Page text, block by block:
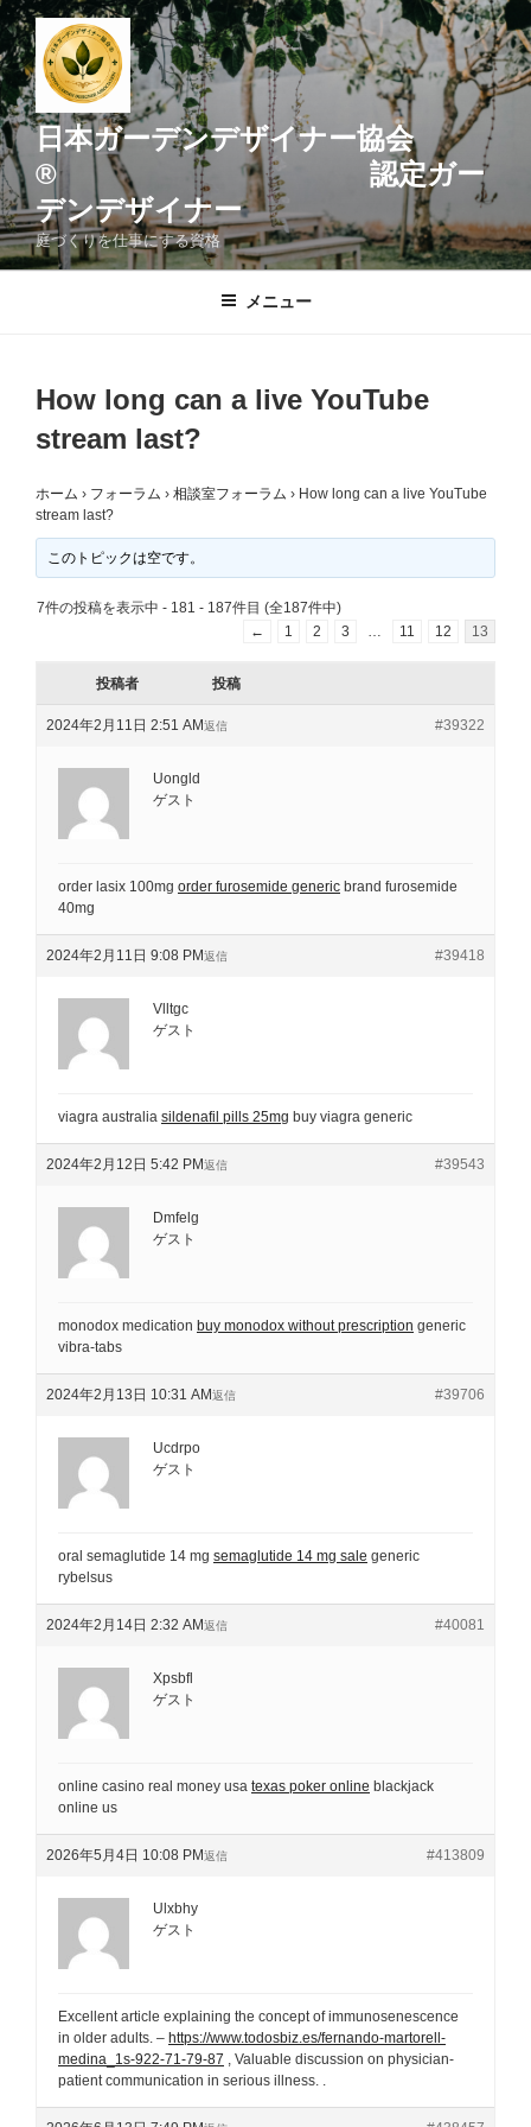
コ
ン
テ
ン
ツ
へ
ス
キ
ッ
プ
日本ガーデンデザイナー協会
® 認定ガー
デンデザイナー
庭づくりを仕事にする資格
メニュー
How long can a live YouTube
stream last?
ホーム › フォーラム › 相談室フォーラム › How long can a live YouTube
stream last?
このトピックは空です。
7件の投稿を表示中 - 181 - 187件目 (全187件中)
←
1 2 3 11 12 13
投稿者 投稿
2024年2月11日 2:51 AM #39322
返信
Uongld
ゲスト
order lasix 100mg order furosemide generic brand furosemide
40mg
2024年2月11日 9:08 PM #39418
返信
Vlltgc
ゲスト
viagra australia sildenafil pills 25mg buy viagra generic
2024年2月12日 5:42 PM #39543
返信
Dmfelg
ゲスト
monodox medication buy monodox without prescription generic
vibra-tabs
2024年2月13日 10:31 AM #39706
返信
Ucdrpo
ゲスト
oral semaglutide 14 mg semaglutide 14 mg sale generic
rybelsus
2024年2月14日 2:32 AM #40081
返信
Xpsbfl
ゲスト
online casino real money usa texas poker online blackjack
online us
2026年5月4日 10:08 PM #413809
返信
Ulxbhy
ゲスト
Excellent article explaining the concept of immunosenescence
in older adults. – https://www.todosbiz.es/fernando-martorell-
medina_1s-922-71-79-87 , Valuable discussion on physician-
patient communication in serious illness. .